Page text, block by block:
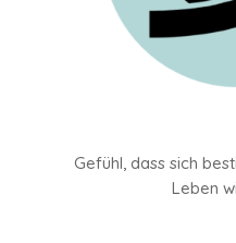
Gefühl, dass sich
Leben